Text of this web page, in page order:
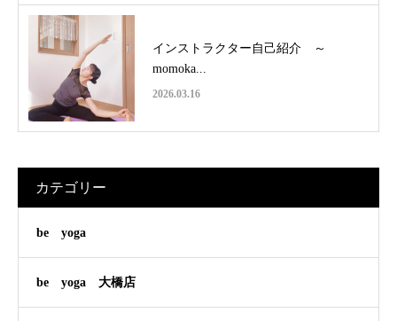
インストラクター自己紹介 ～
momoka...
2026.03.16
カテゴリー
be yoga
be yoga 大橋店